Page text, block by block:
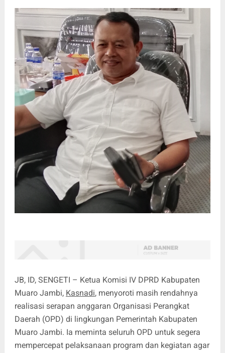
JB, ID, SENGETI – Ketua Komisi IV DPRD Kabupaten
Muaro Jambi, Kasnadi, menyoroti masih rendahnya
realisasi serapan anggaran Organisasi Perangkat
Daerah (OPD) di lingkungan Pemerintah Kabupaten
Muaro Jambi. Ia meminta seluruh OPD untuk segera
mempercepat pelaksanaan program dan kegiatan agar